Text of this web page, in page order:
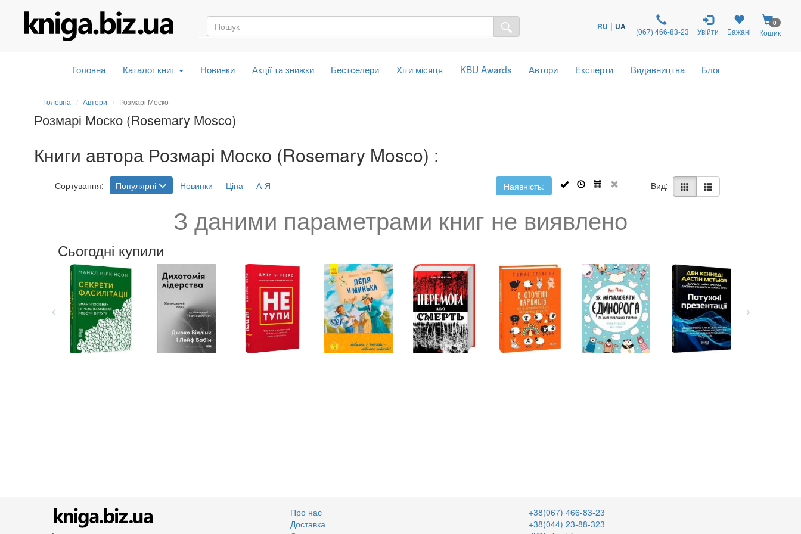
RU | UA (067) 466-83-23 Увійти Бажані
0
Кошик
Головна Каталог книг Новинки Акції та знижки Бестселери Хіти місяця KBU Awards Автори Експерти Видавництва Блог
Головна Автори Розмарі Моско
Розмарі Моско (Rosemary Mosco)
Книги автора Розмарі Моско (Rosemary Mosco) :
Сортування: Популярні Новинки Ціна А-Я Наявність: Вид:
З даними параметрами книг не виявлено
Сьогодні купили
Про нас
Доставка
+38(067) 466-83-23
+38(044) 23-88-323